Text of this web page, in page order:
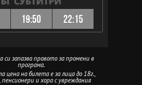
19:50 22:15
си запазва правото за промени в
програма.
цена на билета е за лица до 18г.,
и хора с увреждания